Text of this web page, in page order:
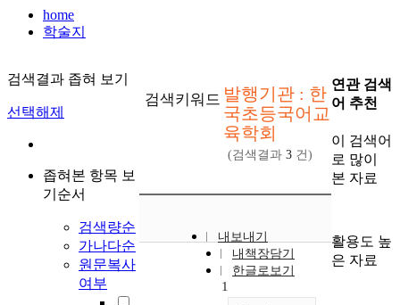
home
학술지
검색결과 좁혀 보기
선택해제
좁혀본 항목 보
기순서
검색량순
가나다순
원문복사
여부
검색키워드 발행기관 : 한
국초등국어교
육학회
(검색결과 3 건)
내보내기
내책장담기
한글로보기
1
연관 검색
어 추천
이 검색어
로 많이
본 자료
활용도 높
은 자료